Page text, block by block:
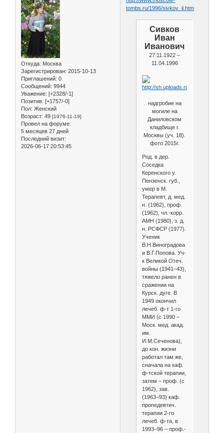
Откуда: Москва
Зарегистрирован: 2015-10-13
Приглашений: 0
Сообщений: 9944
Уважение: [+2328/-1]
Позитив: [+1757/-0]
Пол: Женский
Возраст: 49 [1976-11-19]
Провел на форуме:
5 месяцев 27 дней
Последний визит:
2026-06-17 20:53:45
tombs.ru/1996/sivkov_ii.htm
Сивков
Иван
Иванович
27.11.1922 –
11.04.1996
надгробие на
могиле на
Даниловском
кладбище г.
Москвы (уч. 18).
фото 2015г.
Род. в дер.
Соседка
Керенского у.
Пензенск. губ.,
умер в М.
Терапевт, д. мед.
н. (1962), проф.
(1962), чл.-корр.
АМН (1980), з. д.
н. РСФСР (1977).
Ученик
В.Н.Виноградова
и В.Г.Попова. Уч-
к Великой Отеч.
войны (1941–43),
тяжело ранен в
сражении на
Курск. дуге. В
1949 окончил
лечеб. ф-т 1-го
ММИ (c 1990 –
Моск. мед. акад.
им.
И.М.Сеченова),
до кон. жизни
работал там же,
сначала на каф.
ф-тской терапии,
затем – проф. (с
1962), зав.
(1963–93) каф.
пропедевтич.
терапии 2-го
лечеб. ф-та, в
1993–96 – проф.-